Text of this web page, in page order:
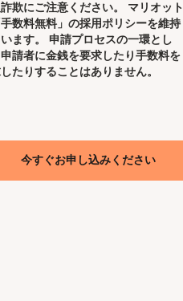
欺にご注意ください。 マリオット
数料無料」の採用ポリシーを維持
います。 申請プロセスの一環とし
請者に金銭を要求したり手数料を
たりすることはありません。
今すぐお申し込みください